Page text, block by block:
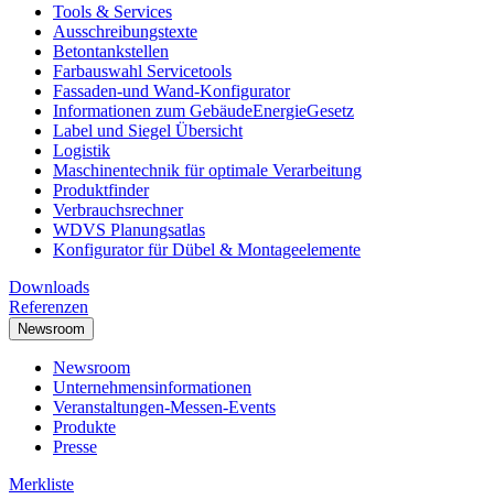
Tools & Services
Ausschreibungstexte
Betontankstellen
Farbauswahl Servicetools
Fassaden-und Wand-Konfigurator
Informationen zum GebäudeEnergieGesetz
Label und Siegel Übersicht
Logistik
Maschinentechnik für optimale Verarbeitung
Produktfinder
Verbrauchsrechner
WDVS Planungsatlas
Konfigurator für Dübel & Montageelemente
Downloads
Referenzen
Newsroom
Newsroom
Unternehmensinformationen
Veranstaltungen-Messen-Events
Produkte
Presse
Merkliste